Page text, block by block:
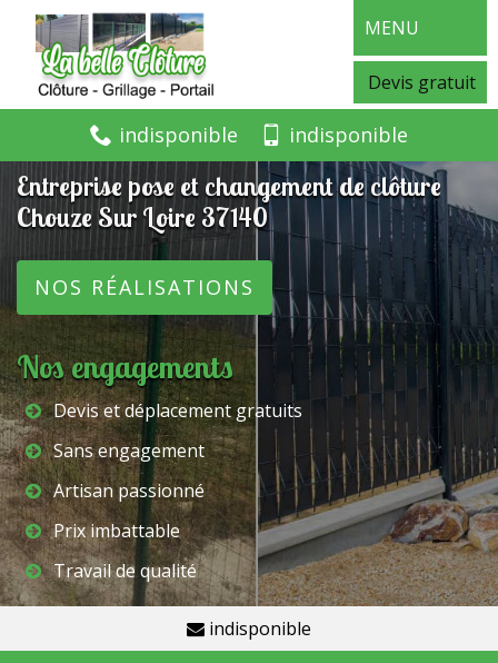
MENU
Devis gratuit
indisponible indisponible
Entreprise pose et changement de clôture
Chouze Sur Loire 37140
NOS RÉALISATIONS
Nos engagements
Devis et déplacement gratuits
Sans engagement
Artisan passionné
Prix imbattable
Travail de qualité
indisponible